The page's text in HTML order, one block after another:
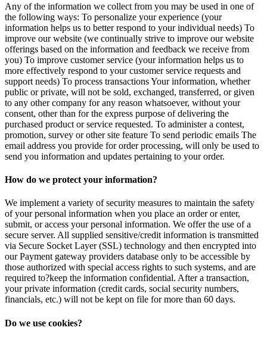
Any of the information we collect from you may be used in one of
the following ways: To personalize your experience (your
information helps us to better respond to your individual needs) To
improve our website (we continually strive to improve our website
offerings based on the information and feedback we receive from
you) To improve customer service (your information helps us to
more effectively respond to your customer service requests and
support needs) To process transactions Your information, whether
public or private, will not be sold, exchanged, transferred, or given
to any other company for any reason whatsoever, without your
consent, other than for the express purpose of delivering the
purchased product or service requested. To administer a contest,
promotion, survey or other site feature To send periodic emails The
email address you provide for order processing, will only be used to
send you information and updates pertaining to your order.
How do we protect your information?
We implement a variety of security measures to maintain the safety
of your personal information when you place an order or enter,
submit, or access your personal information. We offer the use of a
secure server. All supplied sensitive/credit information is transmitted
via Secure Socket Layer (SSL) technology and then encrypted into
our Payment gateway providers database only to be accessible by
those authorized with special access rights to such systems, and are
required to?keep the information confidential. After a transaction,
your private information (credit cards, social security numbers,
financials, etc.) will not be kept on file for more than 60 days.
Do we use cookies?